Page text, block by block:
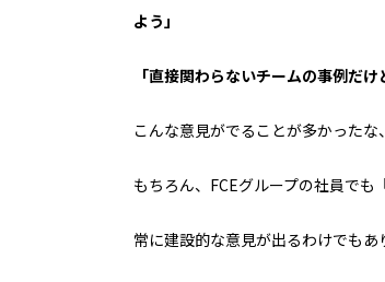
よう」
「直接関わらないチームの事例だ
こんな意見がでることが多かったな
もちろん、 FCEグループの社員でも
常に建設的な意見が出るわけでもあ